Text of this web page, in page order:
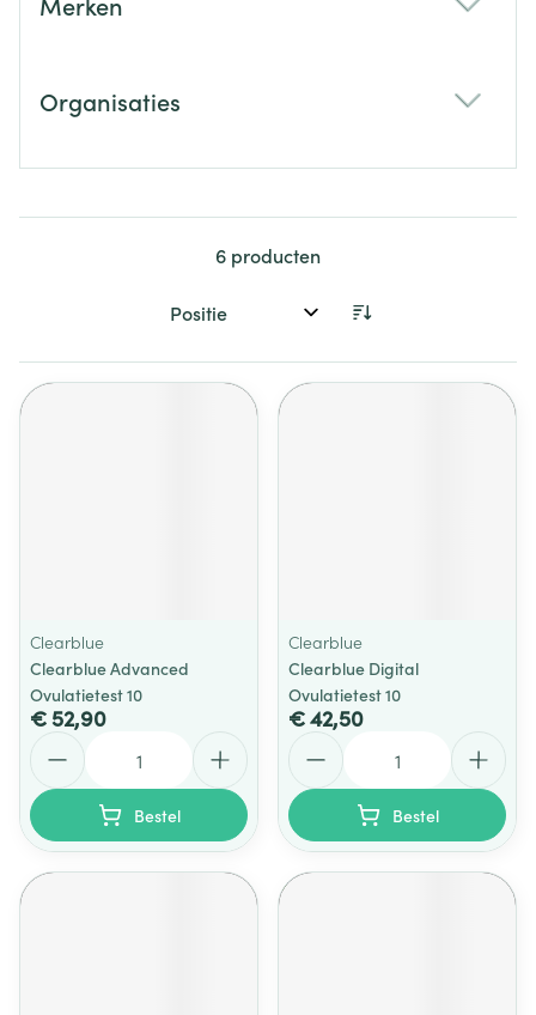
Organisaties
6 producten
Sorteer op:
Clearblue
Clearblue Advanced
Ovulatietest 10
€ 52,90
Bestel
Clearblue
Clearblue Digital
Ovulatietest 10
€ 42,50
Bestel